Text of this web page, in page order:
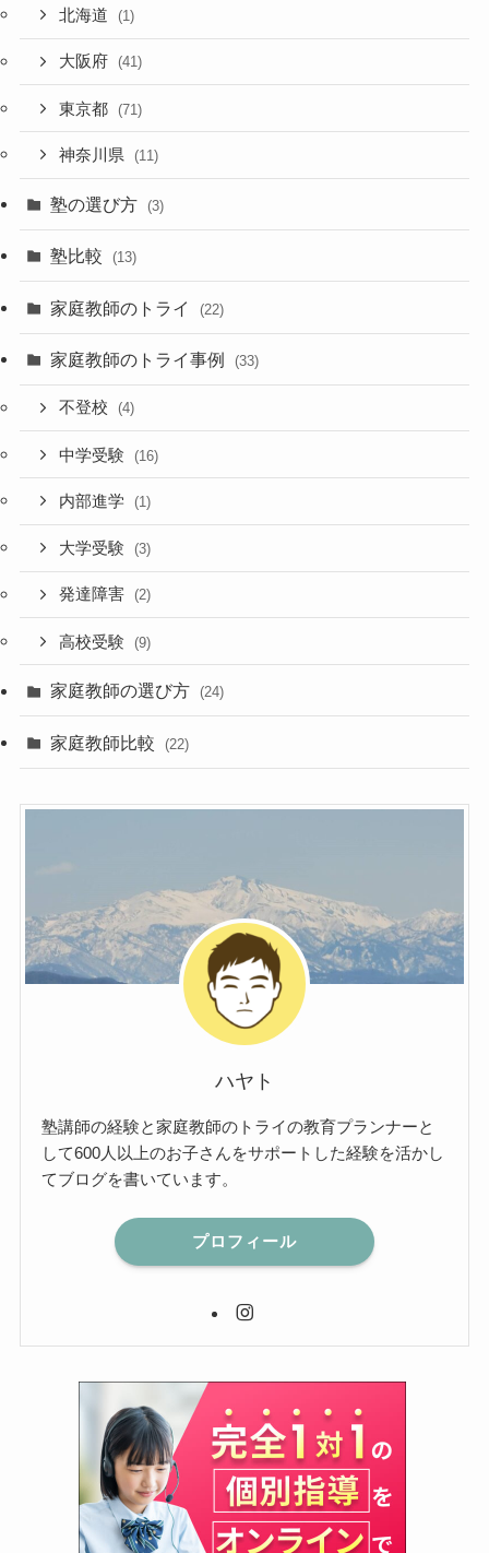
北海道 (1)
大阪府 (41)
東京都 (71)
神奈川県 (11)
塾の選び方 (3)
塾比較 (13)
家庭教師のトライ (22)
家庭教師のトライ事例 (33)
不登校 (4)
中学受験 (16)
内部進学 (1)
大学受験 (3)
発達障害 (2)
高校受験 (9)
家庭教師の選び方 (24)
家庭教師比較 (22)
ハヤト
塾講師の経験と家庭教師のトライの教育プランナーと
して600人以上のお子さんをサポートした経験を活かし
てブログを書いています。
プロフィール